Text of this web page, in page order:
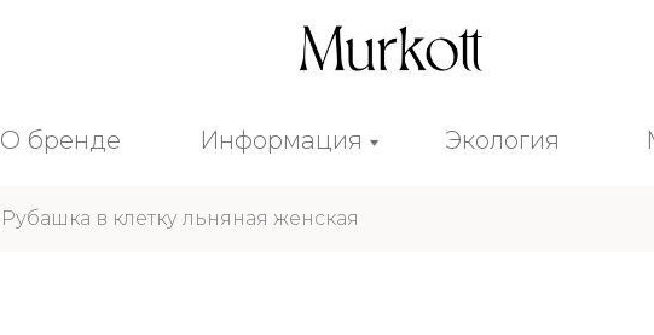
О бренде Информация Экология
Информация Экология
Рубашка в клетку льняная женская